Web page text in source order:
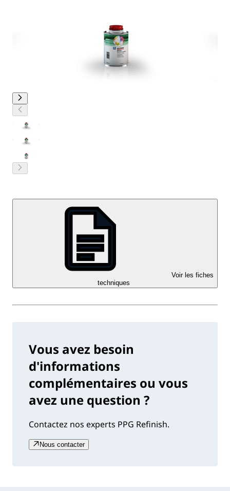
Voir les fiches
techniques
Vous avez besoin
d'informations
complémentaires ou vous
avez une question ?
Contactez nos experts PPG Refinish.
Nous contacter